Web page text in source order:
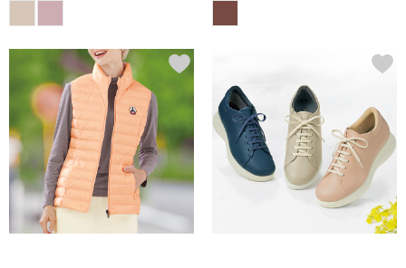
その他
ワンピース／
ワンピース